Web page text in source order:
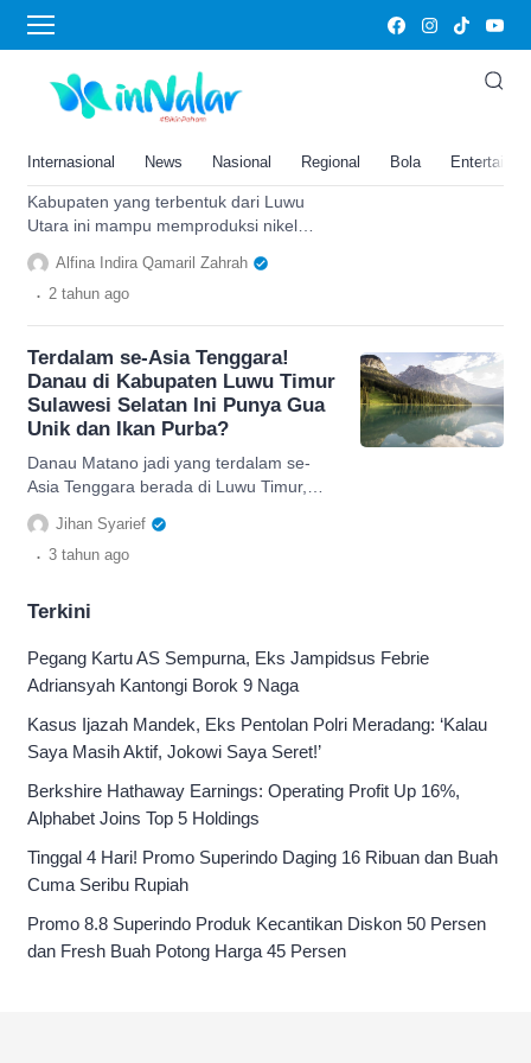
Internasional News Nasional Regional Bola
Kabupaten Luwu Timur
Lahir dari Kabupaten Luwu
Utara, Daerah di Sulawesi
Persen Produksi Nikel Dunia
Kabupaten yang terbentuk dari Luwu
Utara ini mampu memproduksi nikel
yang melimpah dan jumlahya mewakili 3
persen produksi dunia.
Alfina Indira Qamaril Zahrah
. 2 tahun ago
Terdalam se-Asia Tenggara!
Danau di Kabupaten Luwu Timur
Sulawesi Selatan Ini Punya Gua
Unik dan Ikan Purba?
Danau Matano jadi yang terdalam se-
Asia Tenggara berada di Luwu Timur,
Sulawesi Selatan, ternyata punya
sederet sisi unik. cek di sini.
Jihan Syarief
. 3 tahun ago
Terkini
Pegang Kartu AS Sempurna, Eks Jampidsus Febrie
Adriansyah Kantongi Borok 9 Naga
Kasus Ijazah Mandek, Eks Pentolan Polri Meradang: ‘Kalau
Saya Masih Aktif, Jokowi Saya Seret!’
Berkshire Hathaway Earnings: Operating Profit Up 16%,
Alphabet Joins Top 5 Holdings
Tinggal 4 Hari! Promo Superindo Daging 16 Ribuan dan Buah
Cuma Seribu Rupiah
Promo 8.8 Superindo Produk Kecantikan Diskon 50 Persen
dan Fresh Buah Potong Harga 45 Persen